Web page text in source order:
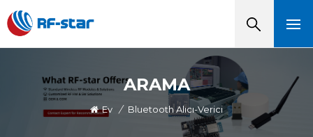
ARAMA
Ev / Bluetooth Alıcı-Verici